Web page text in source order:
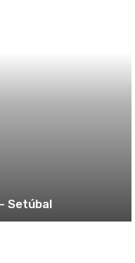
Setúbal